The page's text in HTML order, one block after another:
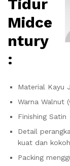
Tidur
Midce
ntury
:
Material Kayu
Warna Walnut
Finishing Satin
Detail
kuat dan kokoh
Packing